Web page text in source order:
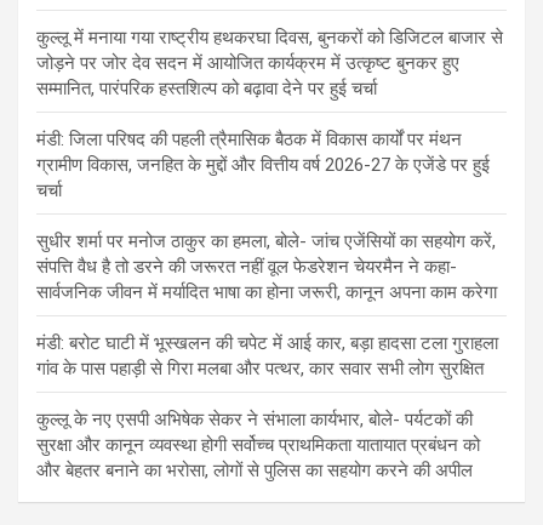
कुल्लू में मनाया गया राष्ट्रीय हथकरघा दिवस, बुनकरों को डिजिटल बाजार से
जोड़ने पर जोर देव सदन में आयोजित कार्यक्रम में उत्कृष्ट बुनकर हुए
सम्मानित, पारंपरिक हस्तशिल्प को बढ़ावा देने पर हुई चर्चा
मंडी: जिला परिषद की पहली त्रैमासिक बैठक में विकास कार्यों पर मंथन
ग्रामीण विकास, जनहित के मुद्दों और वित्तीय वर्ष 2026-27 के एजेंडे पर हुई
चर्चा
सुधीर शर्मा पर मनोज ठाकुर का हमला, बोले- जांच एजेंसियों का सहयोग करें,
संपत्ति वैध है तो डरने की जरूरत नहीं वूल फेडरेशन चेयरमैन ने कहा-
सार्वजनिक जीवन में मर्यादित भाषा का होना जरूरी, कानून अपना काम करेगा
मंडी: बरोट घाटी में भूस्खलन की चपेट में आई कार, बड़ा हादसा टला गुराहला
गांव के पास पहाड़ी से गिरा मलबा और पत्थर, कार सवार सभी लोग सुरक्षित
कुल्लू के नए एसपी अभिषेक सेकर ने संभाला कार्यभार, बोले- पर्यटकों की
सुरक्षा और कानून व्यवस्था होगी सर्वोच्च प्राथमिकता यातायात प्रबंधन को
और बेहतर बनाने का भरोसा, लोगों से पुलिस का सहयोग करने की अपील